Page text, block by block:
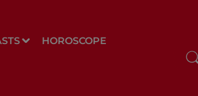
HOROSCOPE